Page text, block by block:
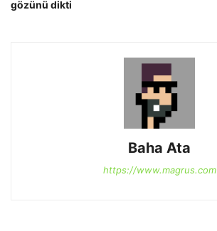
gözünü dikti
Baha Ata
https://www.magrus.com